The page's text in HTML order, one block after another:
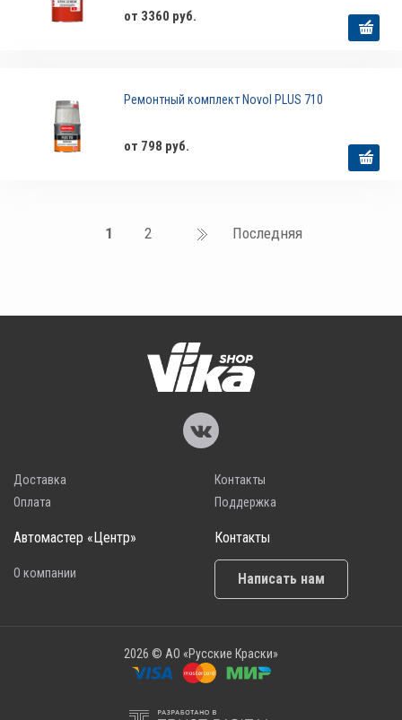
от 3360 руб.
Ремонтный комплект Novol PLUS 710
от 798 руб.
1 2 Последняя
Доставка
Оплата
Контакты
Поддержка
Автомастер «Центр»
О компании
Контакты
Написать нам
2026 © АО «Русские Краски»